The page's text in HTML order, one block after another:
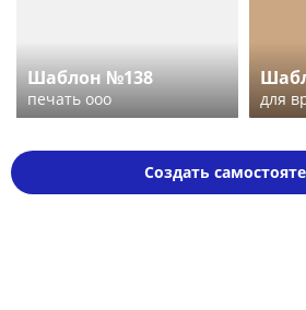
Шаблон №138
печать ооо для
Создать